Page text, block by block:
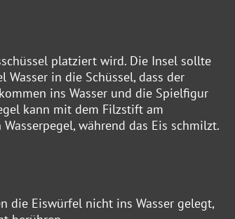
platziert wird. Die Insel sollte
in die Schüssel, dass der
ins Wasser und die Spielfigur
kann mit dem Filzstift am
während das Eis schmilzt.
die Eiswürfel nicht ins Wasser gelegt,